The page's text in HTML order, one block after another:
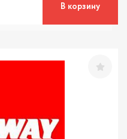
В корзину